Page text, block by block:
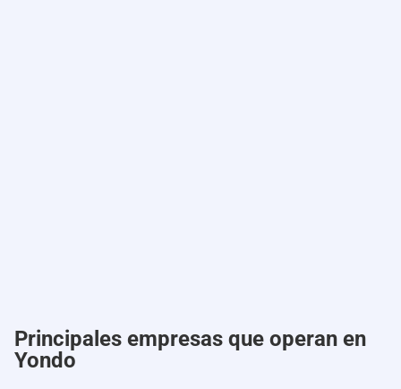
Principales empresas que operan en
Yondo